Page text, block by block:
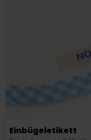
Einbügel­etikett